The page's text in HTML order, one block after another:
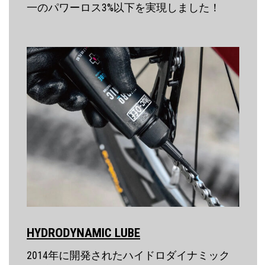
一のパワーロス3%以下を実現しました！
HYDRODYNAMIC LUBE
2014年に開発されたハイドロダイナミック